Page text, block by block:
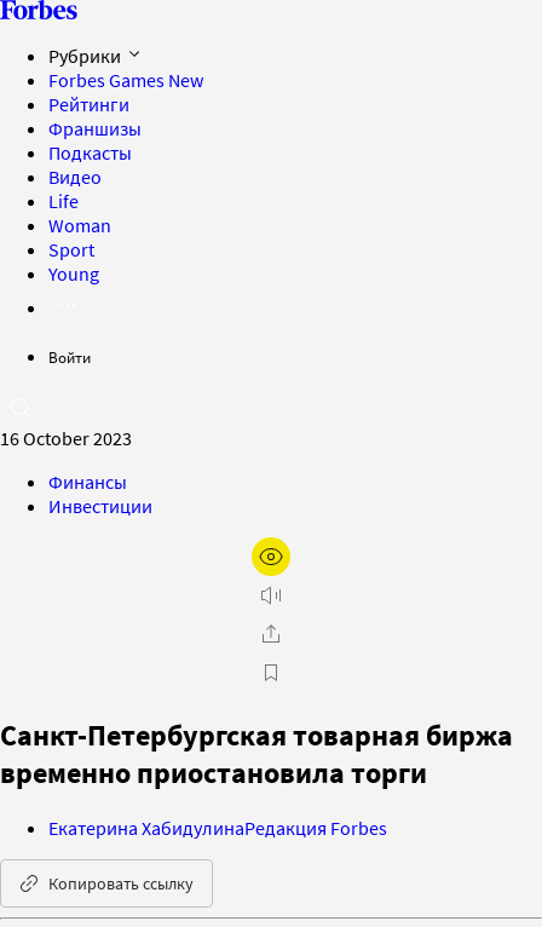
Рубрики
Forbes Games New
Рейтинги
Франшизы
Подкасты
Видео
Life
Woman
Sport
Young
Войти
16 October 2023
Финансы
Инвестиции
Санкт-Петербургская товарная биржа
временно приостановила торги
Екатерина ХабидулинаРедакция Forbes
Копировать ссылку